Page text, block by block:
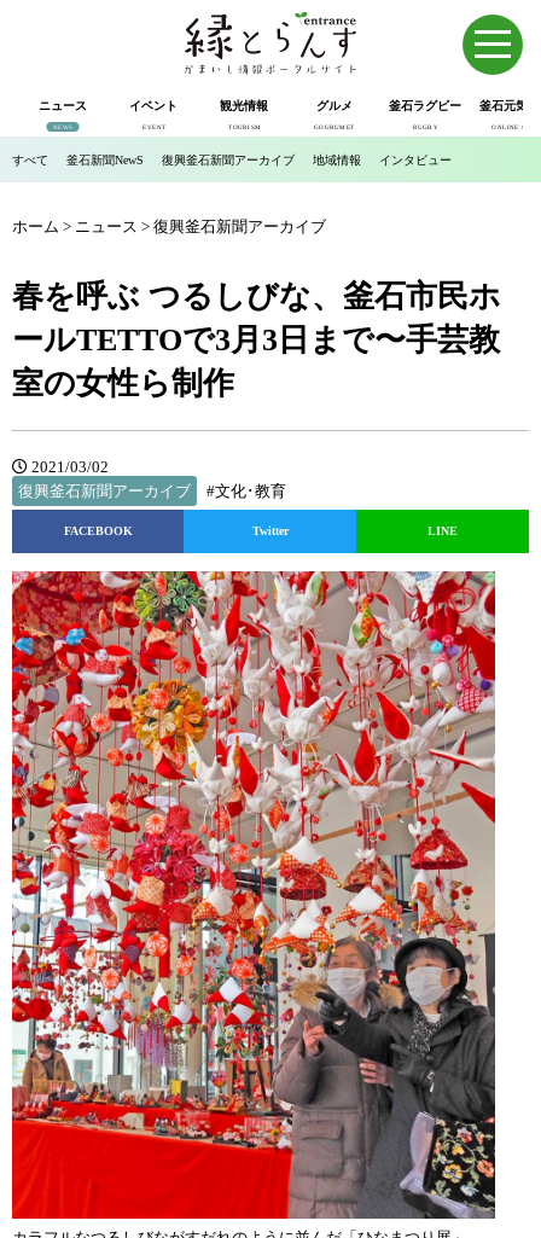
ニュース
NEWS
イベント
EVENT
観光情報
TOURISM
グルメ
GOURUMET
釜石ラグビー
RUGBY
釜石元気
ONLINE SHOP
すべて 釜石新聞NewS 復興釜石新聞アーカイブ 地域情報 インタビュー
ホーム > ニュース > 復興釜石新聞アーカイブ
春を呼ぶ つるしびな、釜石市民ホ
ールTETTOで3月3日まで〜手芸教
室の女性ら制作
2021/03/02
復興釜石新聞アーカイブ
#文化･教育
FACEBOOK Twitter LINE